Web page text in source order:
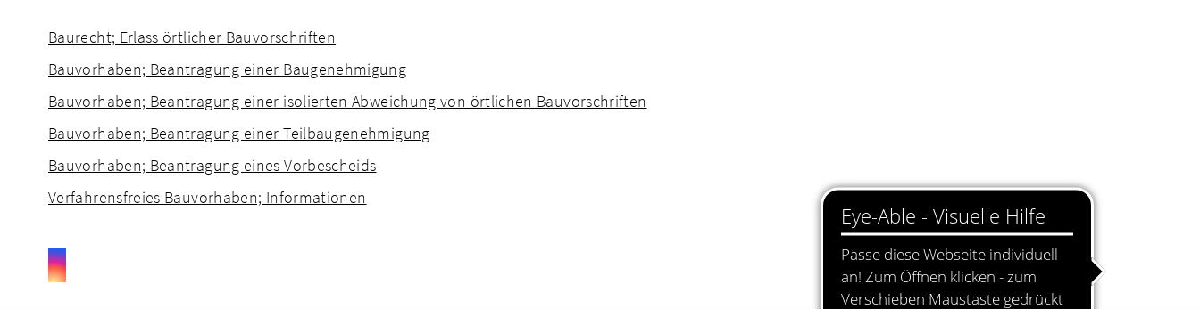
Baurecht; Erlass örtlicher Bauvorschriften
Bauvorhaben; Beantragung einer Baugenehmigung
Bauvorhaben; Beantragung einer isolierten Abweichung von örtlichen Bauvorschriften
Bauvorhaben; Beantragung einer Teilbaugenehmigung
Bauvorhaben; Beantragung eines Vorbescheids
Verfahrensfreies Bauvorhaben; Informationen